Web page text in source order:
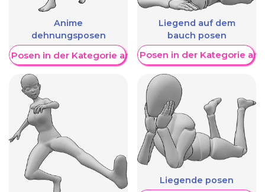
Anime
dehnungsposen
Posen in der Kategorie anzeigen
Liegend auf dem
bauch posen
Weitere Posen in der Kategorie
Liegende posen